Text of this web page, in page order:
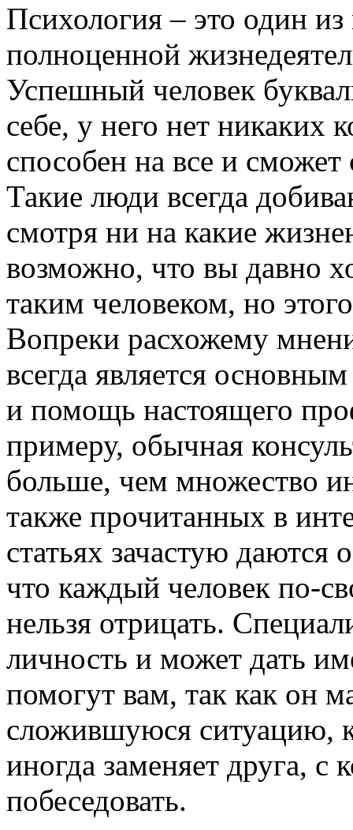
Психология – это один
полноценной
Успешный человек
себе, у него нет никаких
способен на все и
Такие люди всегда
смотря ни на какие
возможно, что вы давно
таким человеком, но
Вопреки расхожему
всегда является
и помощь настоящего
примеру, обычная
больше, чем множество
также прочитанных в
статьях зачастую
что каждый человек по-
нельзя отрицать.
личность и может дать
помогут вам, так как он
сложившуюся ситуацию,
иногда заменяет друга,
побеседовать.